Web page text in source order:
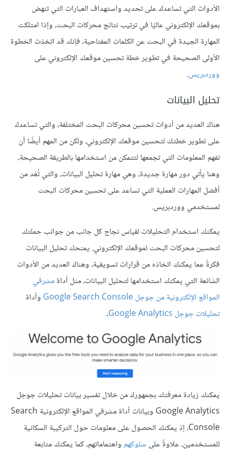
الأدوات التي تساعدك على تحديد واستهداف العبارات التي تنهض
بموقعك الإلكتروني عاليًا في ترتيب نتائج محركات البحث، وإذا امتلكت
المهارة الجيدة في البحث عن الكلمات المفتاحية، فإنك قد اتخذت الخطوة
الأولى الصحيحة في تطوير خطة تحسين موقعك الإلكتروني على
ووردبريس.
تحليل البيانات
هناك العديد من أدوات تحسين محركات البحث المختلفة، والتي تساعدك
على تطوير خطتك لتحسين موقعك الإلكتروني، ولكن من المهم أيضًا أن
تفهم المعلومات التي تجمعها لتتمكن من استخدامها بالطريقة الصحيحة،
وهنا يأتي دور مهارة جديدة، وهي مهارة تحليل البيانات، والتي تُعَد من
أفضل المهارات العملية التي تساعد على تحسين محركات البحث
لمستخدمي ووردبريس.
يمكنك استخدام التحليلات لقياس نجاح كل جانب من جوانب حملتك
لتحسين محركات البحث لموقعك الإلكتروني. يمنحك تحليل البيانات
فكرةً عما يمكنك اتخاذه من قرارات تسويقية، وهناك العديد من الأدوات
الشائعة التي يمكنك استخدامها لتحليل البيانات، مثل أداةمشرفي
المواقع الإلكترونية من جوجل Google Search Console
وأداة
تحليلات جوجل Google Analytics
.
يمكنك زيادة معرفتك بجمهورك من خلال تفسير بيانات تحليلات جوجل
Google Analytics وبيانات أداة مشرفي المواقع الإلكترونية Search
Console، إذ يمكنك الحصول على معلومات حول التركيبة السكانية
للمستخدمين، علاوةً على سلوكهم واهتماماتهم، كما يمكنك متابعة